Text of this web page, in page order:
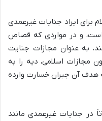
ایراد جنایات غیرعمدی
و در مواردی که قصاص
به عنوان مجازات جنایت
مقرر می گردد. ماده ۱۷ قانون مجازات اسلامی، دیه را به
هدف آن جبران خسارت وارده
در جنایات غیرعمدی مانند